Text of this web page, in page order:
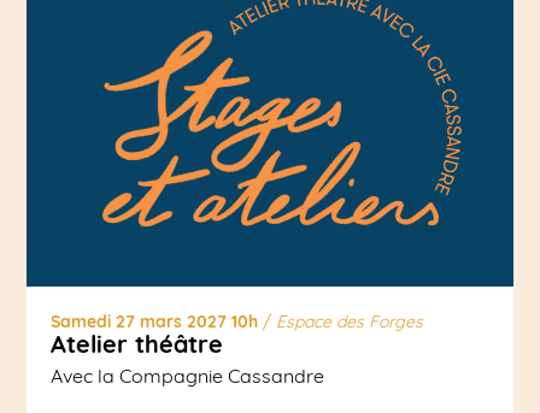
Samedi 27 mars 2027 10h/ Espace des Forges
Atelier théâtre
Avec la Compagnie Cassandre